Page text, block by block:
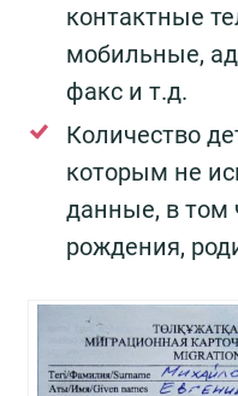
контактные
мобильные,
факс и т.д.
Количество
которым не
данные, в том
рождения,